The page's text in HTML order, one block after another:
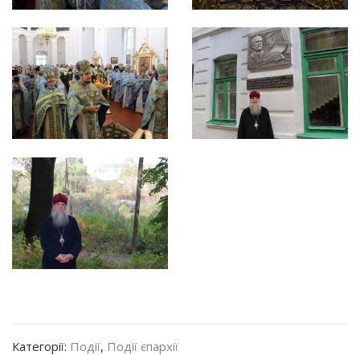
Категорії: Події, Події єпархії